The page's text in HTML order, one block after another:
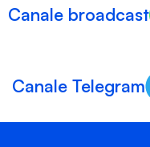
Canale broadcast
Canale Telegram